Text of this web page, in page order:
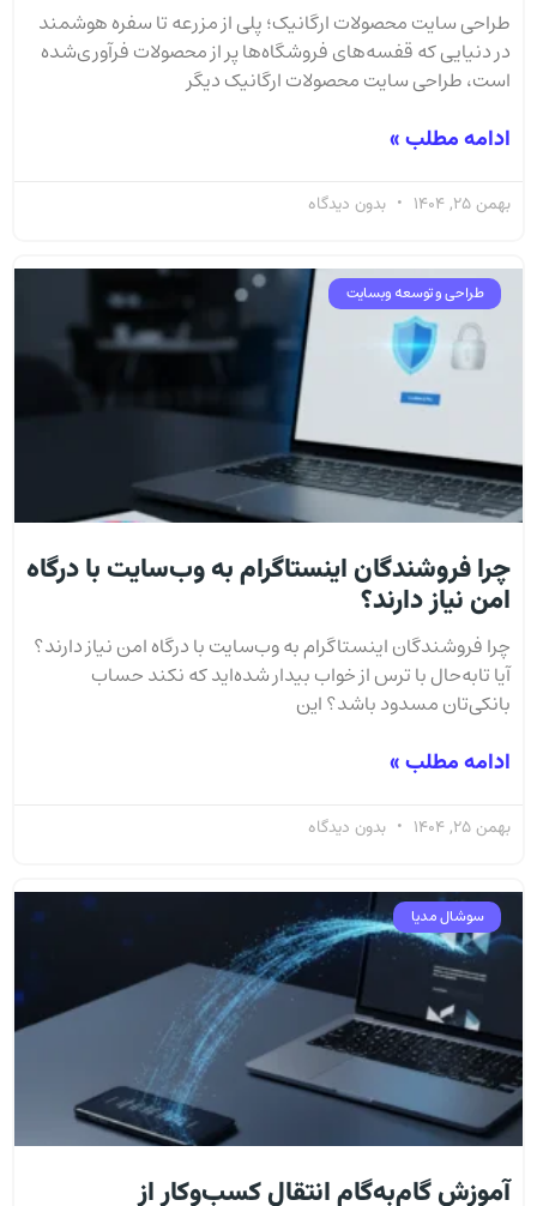
طراحی سایت محصولات ارگانیک؛ پلی از مزرعه تا سفره هوشمند
در دنیایی که قفسه‌های فروشگاه‌ها پر از محصولات فرآوری‌شده
است، طراحی سایت محصولات ارگانیک دیگر
ادامه مطلب »
بهمن 25, 1404 بدون دیدگاه
طراحی و توسعه وبسایت
چرا فروشندگان اینستاگرام به وب‌سایت با درگاه
امن نیاز دارند؟
چرا فروشندگان اینستاگرام به وب‌سایت با درگاه امن نیاز دارند؟
آیا تا‌به‌حال با ترس از خواب بیدار شده‌اید که نکند حساب
بانکی‌تان مسدود باشد؟ این
ادامه مطلب »
بهمن 25, 1404 بدون دیدگاه
سوشال مدیا
آموزش گام‌به‌گام انتقال کسب‌وکار از